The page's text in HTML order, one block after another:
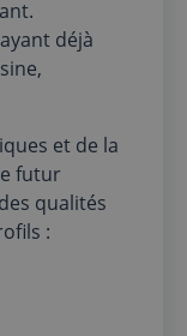
déjà
et de la
futur
qualités
: